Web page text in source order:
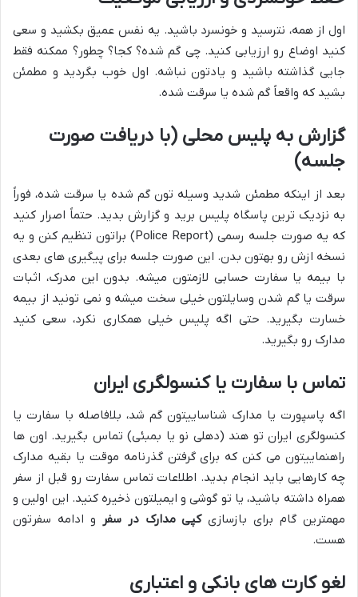
اول از همه، نترسید و خونسرد باشید. یه نفس عمیق بکشید و سعی
کنید اوضاع رو ارزیابی کنید. چی گم شده؟ کجا؟ چطور؟ ممکنه فقط
جایی گذاشته باشید و یادتون نباشه. اول خوب بگردید و مطمئن
بشید که واقعاً گم شده یا سرقت شده.
گزارش به پلیس محلی (با دریافت صورت
جلسه)
بعد از اینکه مطمئن شدید وسیله تون گم شده یا سرقت شده، فوراً
به نزدیک ترین پاسگاه پلیس برید و گزارش بدید. حتماً اصرار کنید
که یه صورت جلسه رسمی (Police Report) براتون تنظیم کنن و یه
نسخه ازش رو بهتون بدن. این صورت جلسه برای پیگیری های بعدی
با بیمه یا سفارت حسابی لازمتون میشه. بدون این مدرک، اثبات
سرقت یا گم شدن وسایلتون خیلی سخت میشه و نمی تونید از بیمه
خسارت بگیرید. حتی اگه پلیس خیلی همکاری نکرد، سعی کنید
مدارک رو بگیرید.
تماس با سفارت یا کنسولگری ایران
اگه پاسپورت یا مدارک شناساییتون گم شد، بلافاصله با سفارت یا
کنسولگری ایران تو هند (دهلی نو یا بمبئی) تماس بگیرید. اون ها
راهنماییتون می کنن که برای گرفتن گذرنامه موقت یا بقیه مدارک
چه کارهایی باید انجام بدید. اطلاعات تماس سفارت رو قبل از سفر
همراه داشته باشید، یا تو گوشی و ایمیلتون ذخیره کنید. این اولین و
مهمترین گام برای بازسازیکپی مدارک در سفر و ادامه سفرتون
هست.
لغو کارت های بانکی و اعتباری